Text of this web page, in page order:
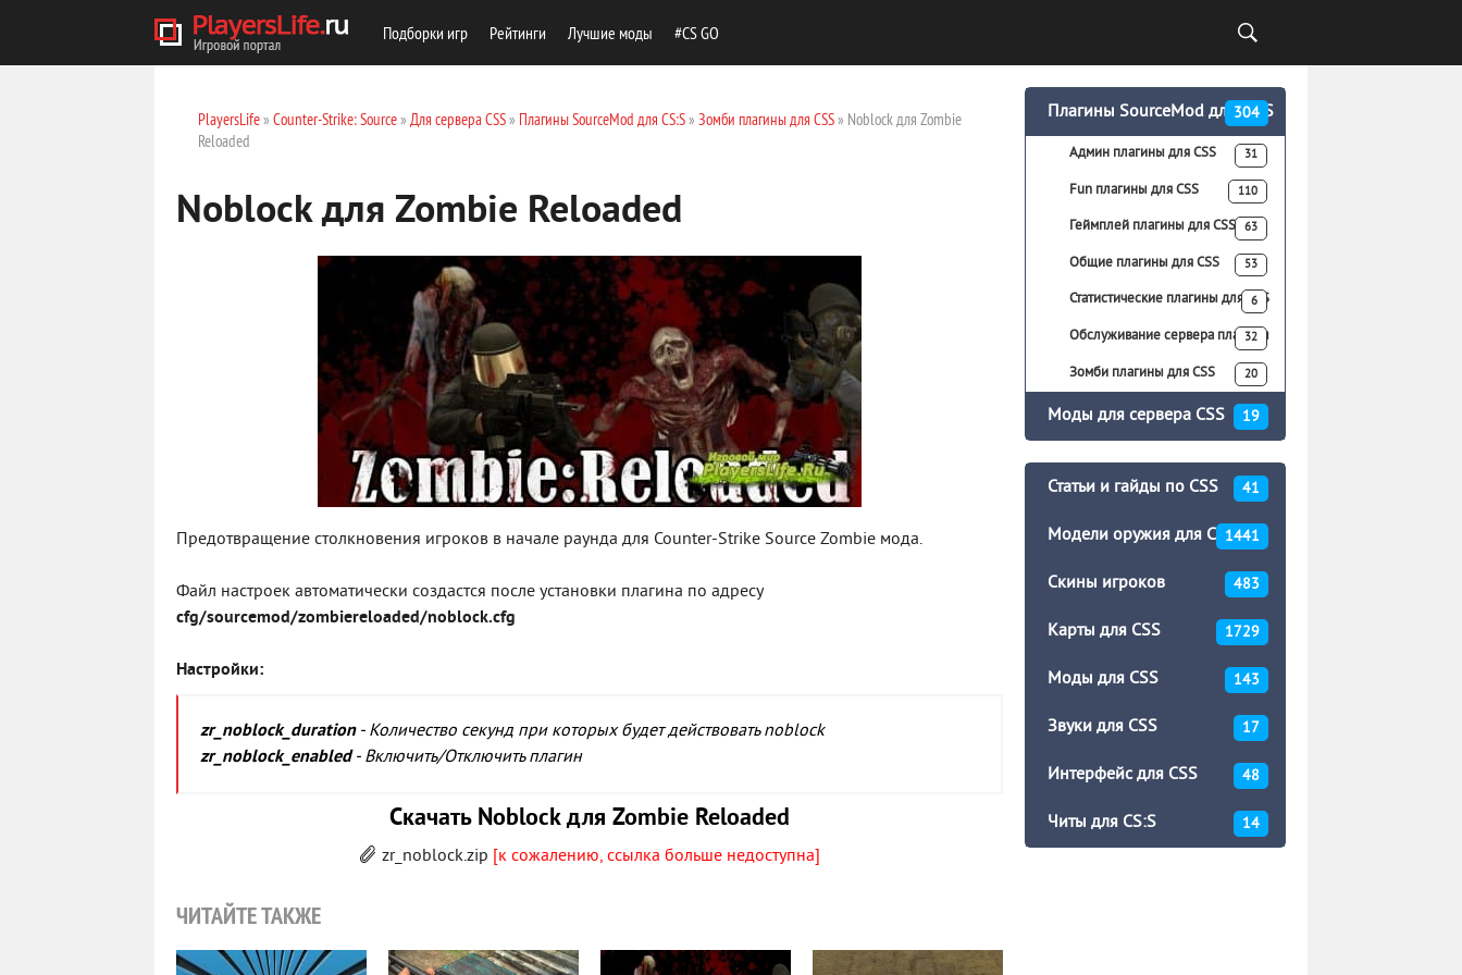
Подборки игр Рейтинги Лучшие моды #CS GO
PlayersLife» Counter-Strike: Source» Для сервера CSS» Плагины SourceMod для CS:S» Зомби плагины для CSS» Noblock для Zombie
Reloaded
Noblock для Zombie Reloaded
Предотвращение столкновения игроков в начале раунда для Counter-Strike Source Zombie мода.
Файл настроек автоматически создастся после установки плагина по адресу
cfg/sourcemod/zombiereloaded/noblock.cfg
Настройки:
zr_noblock_duration- Количество секунд при которых будет действовать noblock
zr_noblock_enabled- Включить/Отключить плагин
Скачать Noblock для Zombie Reloaded
zr_noblock.zip [к сожалению, ссылка больше недоступна]
ЧИТАЙТЕ ТАКЖЕ
Плагины SourceMod для CS:S
304
Админ плагины для CSS 31
Fun плагины для CSS 110
Геймплей плагины для CSS 63
Общие плагины для CSS 53
Статистические плагины для CSS
6
Обслуживание сервера плагины
для CSS
32
Зомби плагины для CSS 20
Моды для сервера CSS 19
Статьи и гайды по CSS 41
Модели оружия для CSS1441
Скины игроков 483
Карты для CSS 1729
Моды для CSS 143
Звуки для CSS 17
Интерфейс для CSS 48
Читы для CS:S 14